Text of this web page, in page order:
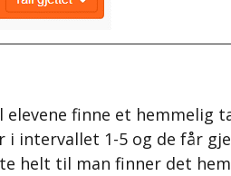
elevene finne et
intervallet 1-5 og de får
helt til man finner det